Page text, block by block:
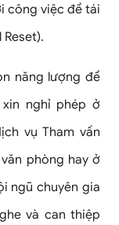
công việc để tái
năng lượng để
nghỉ phép ở
vụ Tham vấn
phòng hay ở
ngũ chuyên gia
và can thiệp